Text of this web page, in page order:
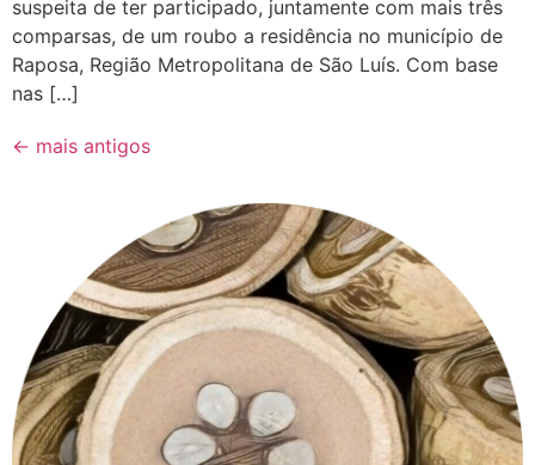
Raposa, Região Metropolitana de São Luís. Com base
nas […]
←mais antigos